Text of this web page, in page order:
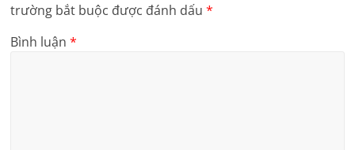
trường bắt buộc được đánh dấu*
Bình luận*